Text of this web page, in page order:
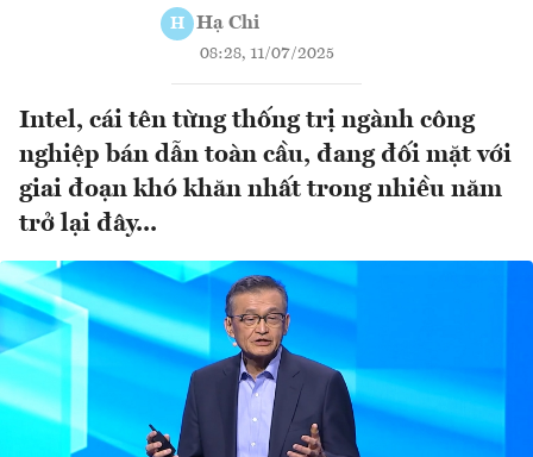
H Hạ Chi
08:28, 11/07/2025
Intel, cái tên từng thống trị ngành công
nghiệp bán dẫn toàn cầu, đang đối mặt với
giai đoạn khó khăn nhất trong nhiều năm
trở lại đây...